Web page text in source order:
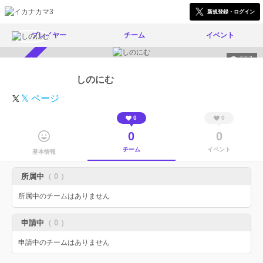
新規登録・ログイン
プレイヤー チーム イベント
557
しのにむ
𝕏 ページ
基本情報
0
0
チーム
0
0
イベント
所属中 （ 0 ）
所属中のチームはありません
申請中 （ 0 ）
申請中のチームはありません